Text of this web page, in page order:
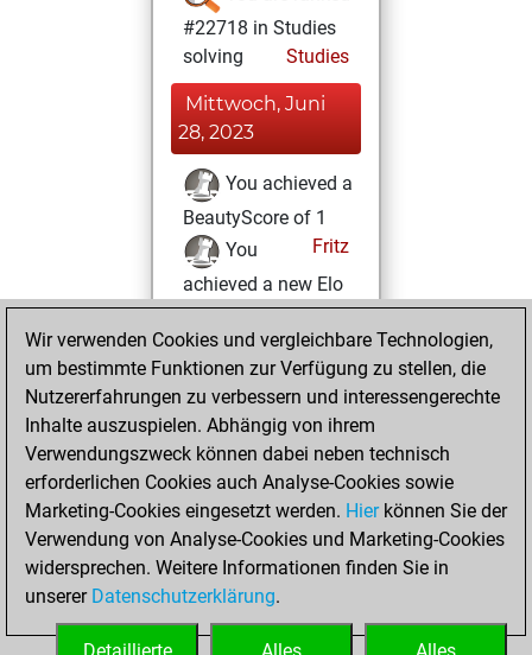
#22718 in Studies
solving
Studies
Mittwoch, Juni
28, 2023
You achieved a
BeautyScore of 1
Fritz
You
achieved a new Elo
of 1595
Mittwoch, Juni 14,
2023
You created
your Fritz account
Fritz
Dienstag,
Juni 13, 2023
You created
your Studies account
Wir verwenden Cookies und vergleichbare Technologien,
um bestimmte Funktionen zur Verfügung zu stellen, die
Nutzererfahrungen zu verbessern und interessengerechte
Inhalte auszuspielen. Abhängig von ihrem
Verwendungszweck können dabei neben technisch
erforderlichen Cookies auch Analyse-Cookies sowie
Marketing-Cookies eingesetzt werden. Hierkönnen Sie der
Verwendung von Analyse-Cookies und Marketing-Cookies
widersprechen. Weitere Informationen finden Sie in
unserer Datenschutzerklärung.